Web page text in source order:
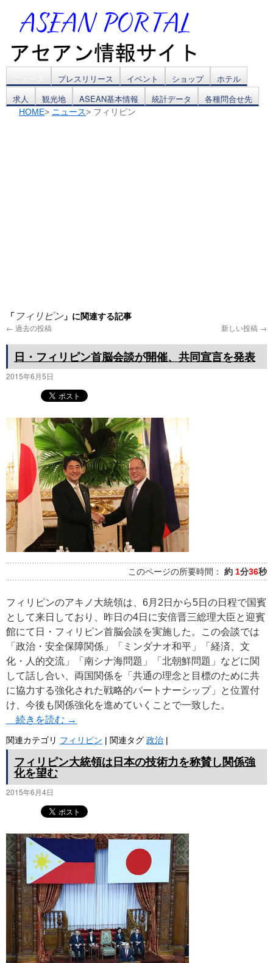
ン
プレスリリース イベント ショップ
ホテル
求人
観光地 ASEAN基本情報 統計データ 各種問合せ先
HOME> ニュース> フィリピン
「 フィリピン」に関連する記事
← 過去の投稿 新しい投稿 →
日・フィリピン首脳会談が開催、共同宣言を発表
2015年6月5日
このページの所要時間： 約 1分36秒
フィリピンのアキノ大統領は、6月2日から5日の日程で国賓
として来日しており、昨日の4日に安倍晋三総理大臣と迎賓
館にて日・フィリピン首脳会談を実施した。この会談では
「政治・安全保障関係」「ミンダナオ和平」「経済、文
化・人的交流」「南シナ海問題」「北朝鮮問題」などに関
して話し合い、両国関係を「共通の理念と目標のために共
に協力する強化された戦略的パートナーシップ」と位置付
け、今後も関係強化を進めていくことで一致した。
続きを読む →
関連カテゴリ フィリピン | 関連タグ 政治 |
フィリピン大統領は日本の技術力を称賛し関係強
化を望む
2015年6月4日